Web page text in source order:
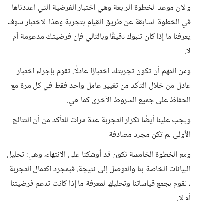
والان موعد الخطوة الرابعة وهي اختبار الفرضية التي اعددناها
في الخطوة السابقة عن طريق القيام بتجربة وهذا الاختبار سوف
يعرفنا ما إذا كان تنبؤك دقيقًا وبالتالي فإن فرضيتك مدعومة أم
لا.
ومن المهم أن تكون تجربتك اختبارًا عادلًا. تقوم بإجراء اختبار
عادل من خلال التأكد من تغيير عامل واحد فقط في كل مرة مع
الحفاظ على جميع الشروط الأخرى كما هي.
ويجب علينا أيضًا تكرار التجربة عدة مرات للتأكد من أن النتائج
الأولى لم تكن مجرد مصادفة.
ومع الخطوة الخامسة نكون قد أوشكنا على الانتهاء، وهي: تحليل
البيانات الخاصة بنا والتوصل إلى نتيجة، فبمجرد اكتمال التجربة
، نقوم بجمع قياساتنا وتحليلها لمعرفة ما إذا كانت تدعم فرضيتنا
أم لا.